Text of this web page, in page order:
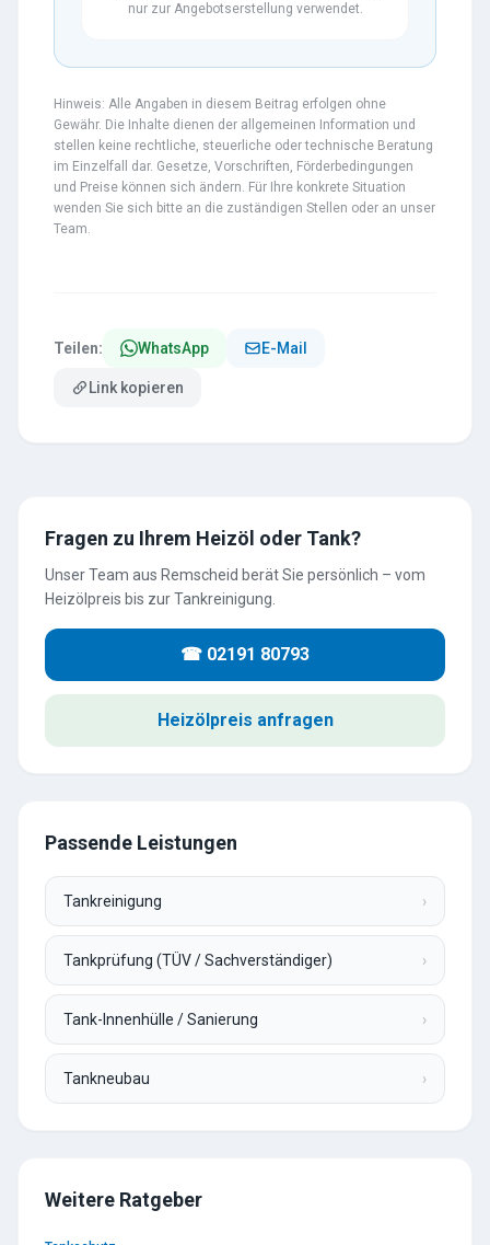
nur zur Angebotserstellung verwendet.
Hinweis: Alle Angaben in diesem Beitrag erfolgen ohne
Gewähr. Die Inhalte dienen der allgemeinen Information und
stellen keine rechtliche, steuerliche oder technische Beratung
im Einzelfall dar. Gesetze, Vorschriften, Förderbedingungen
und Preise können sich ändern. Für Ihre konkrete Situation
wenden Sie sich bitte an die zuständigen Stellen oder an unser
Team.
Teilen: WhatsApp E-Mail
Link kopieren
Fragen zu Ihrem Heizöl oder Tank?
Unser Team aus Remscheid berät Sie persönlich – vom
Heizölpreis bis zur Tankreinigung.
☎ 02191 80793
Heizölpreis anfragen
Passende Leistungen
Tankreinigung ›
Tankprüfung (TÜV / Sachverständiger) ›
Tank-Innenhülle / Sanierung ›
Tankneubau ›
Weitere Ratgeber